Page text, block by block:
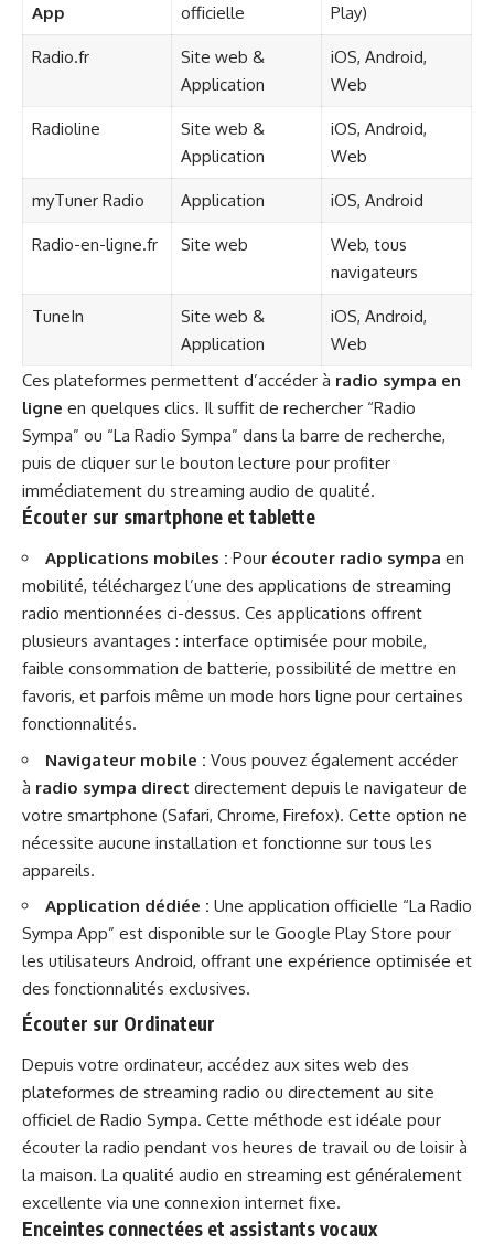
App
officielle
Play)
Radio.fr
Site web &
Application
iOS, Android,
Web
Radioline
Site web &
Application
iOS, Android,
Web
myTuner Radio Application iOS, Android
Radio-en-ligne.fr Site web
Web, tous
navigateurs
TuneIn
Site web &
Application
iOS, Android,
Web
Ces plateformes permettent d’accéder à radio sympa en
ligne en quelques clics. Il suffit de rechercher “Radio
Sympa” ou “La Radio Sympa” dans la barre de recherche,
puis de cliquer sur le bouton lecture pour profiter
immédiatement du streaming audio de qualité.
Écouter sur smartphone et tablette
Applications mobiles : Pour écouter radio sympa en
mobilité, téléchargez l’une des applications de streaming
radio mentionnées ci-dessus. Ces applications offrent
plusieurs avantages : interface optimisée pour mobile,
faible consommation de batterie, possibilité de mettre en
favoris, et parfois même un mode hors ligne pour certaines
fonctionnalités.
Navigateur mobile : Vous pouvez également accéder
à radio sympa direct directement depuis le navigateur de
votre smartphone (Safari, Chrome, Firefox). Cette option ne
nécessite aucune installation et fonctionne sur tous les
appareils.
Application dédiée : Une application officielle “La Radio
Sympa App” est disponible sur le Google Play Store pour
les utilisateurs Android, offrant une expérience optimisée et
des fonctionnalités exclusives.
Écouter sur Ordinateur
Depuis votre ordinateur, accédez aux sites web des
plateformes de streaming radio ou directement au site
officiel de Radio Sympa. Cette méthode est idéale pour
écouter la radio pendant vos heures de travail ou de loisir à
la maison. La qualité audio en streaming est généralement
excellente via une connexion internet fixe.
Enceintes connectées et assistants vocaux